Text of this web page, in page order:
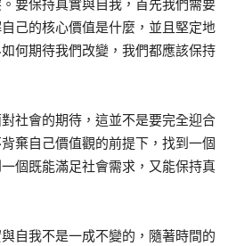
要保持真實與自我，首先我們需要
己的核心價值是什麼，並且堅定地
何期待我們改變，我們都應該保持
社會的期待，這並不是要完全迎合
棄自己價值觀的前提下，找到一個
個既能滿足社會需求，又能保持真
自我不是一成不變的，隨著時間的